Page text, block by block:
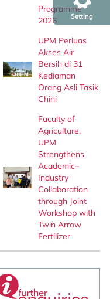
Setting
Programme
2026
UPM Perluas
Akses Air
Bersih di 31
Kediaman
Orang Asli Tasik
Chini
Faculty of
Agriculture,
UPM
Strengthens
Academic–
Industry
Collaboration
through Joint
Workshop with
Twin Arrow
Fertilizer